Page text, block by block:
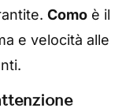
Comoè il
e velocità alle